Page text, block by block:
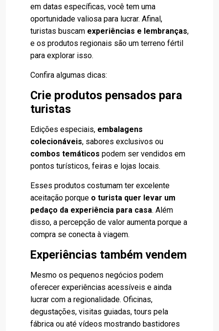
em datas específicas, você tem uma
oportunidade valiosa para lucrar. Afinal,
turistas buscam experiências e lembranças,
e os produtos regionais são um terreno fértil
para explorar isso.
Confira algumas dicas:
Crie produtos pensados para
turistas
Edições especiais, embalagens
colecionáveis, sabores exclusivos ou
combos temáticos podem ser vendidos em
pontos turísticos, feiras e lojas locais.
Esses produtos costumam ter excelente
aceitação porque o turista quer levar um
pedaço da experiência para casa. Além
disso, a percepção de valor aumenta porque a
compra se conecta à viagem.
Experiências também vendem
Mesmo os pequenos negócios podem
oferecer experiências acessíveis e ainda
lucrar com a regionalidade. Oficinas,
degustações, visitas guiadas, tours pela
fábrica ou até vídeos mostrando bastidores